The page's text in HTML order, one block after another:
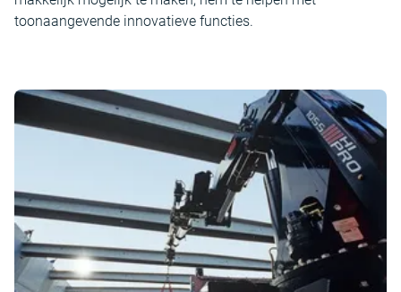
toonaangevende innovatieve functies.